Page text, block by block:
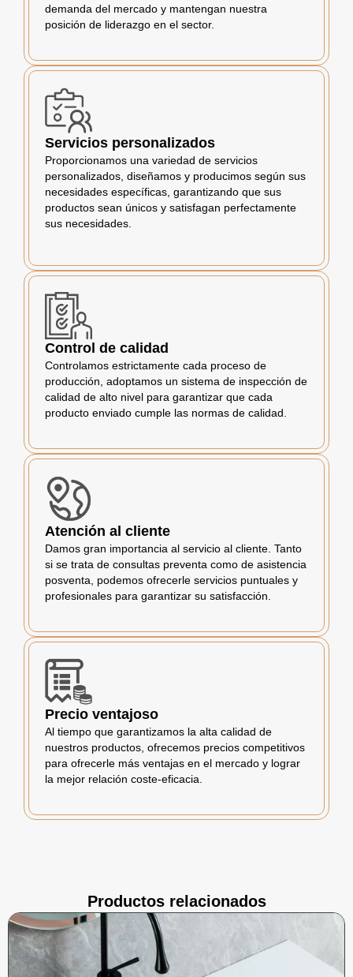
demanda del mercado y mantengan nuestra
posición de liderazgo en el sector.
Servicios personalizados
Proporcionamos una variedad de servicios
personalizados, diseñamos y producimos según sus
necesidades específicas, garantizando que sus
productos sean únicos y satisfagan perfectamente
sus necesidades.
Control de calidad
Controlamos estrictamente cada proceso de
producción, adoptamos un sistema de inspección de
calidad de alto nivel para garantizar que cada
producto enviado cumple las normas de calidad.
Atención al cliente
Damos gran importancia al servicio al cliente. Tanto
si se trata de consultas preventa como de asistencia
posventa, podemos ofrecerle servicios puntuales y
profesionales para garantizar su satisfacción.
Precio ventajoso
Al tiempo que garantizamos la alta calidad de
nuestros productos, ofrecemos precios competitivos
para ofrecerle más ventajas en el mercado y lograr
la mejor relación coste-eficacia.
Productos relacionados